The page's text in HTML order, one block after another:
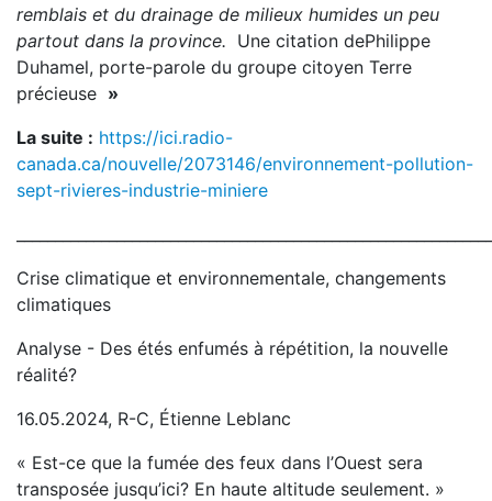
remblais et du drainage de milieux humides un peu
partout dans la province. Une citation dePhilippe
Duhamel, porte-parole du groupe citoyen Terre
précieuse »
La suite : https://ici.radio-
canada.ca/nouvelle/2073146/environnement-pollution-
sept-rivieres-industrie-miniere
Crise climatique et environnementale, changements
climatiques
Analyse - Des étés enfumés à répétition, la nouvelle
réalité?
16.05.2024, R-C, Étienne Leblanc
« Est-ce que la fumée des feux dans l’Ouest sera
transposée jusqu’ici? En haute altitude seulement. »